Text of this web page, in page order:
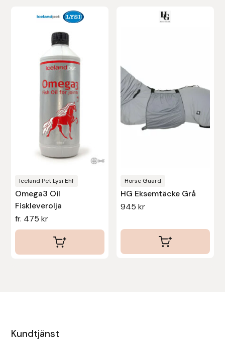
Iceland Pet Lysi Ehf
Omega3 Oil
Fiskleverolja
fr. 475kr
produkten
varianter.
alternativen
produktsidan
Horse Guard
HG Eksemtäcke Grå
945 kr
flera
varianter.
De
alternativen
produktsidan
Kundtjänst